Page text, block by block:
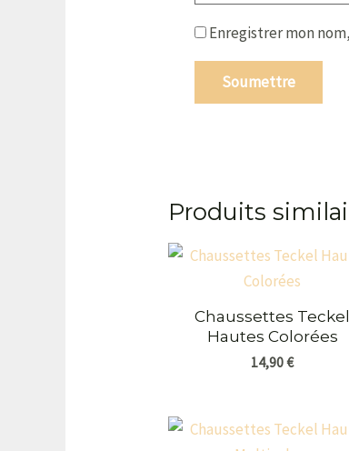
Enregistrer mon
Produits
Chaussettes Teckel
Hautes Colorées
14,90€